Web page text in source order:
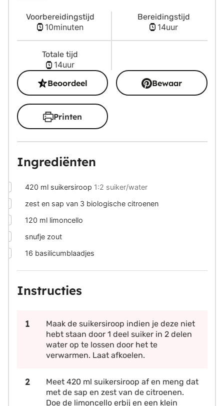
Voorbereidingstijd
10minuten
minuten
Bereidingstijd
14uur
uur
Totale tijd
14uur
uur
Beoordeel
Bewaar
Printen
Ingrediënten
420 ml suikersiroop 1:2 suiker/water
zest en sap van 3 biologische citroenen
120 ml limoncello
snufje zout
16 basilicumblaadjes
Instructies
Maak de suikersiroop indien je deze niet
hebt staan door 1 deel suiker in 2 delen
water op te lossen door het te
verwarmen. Laat afkoelen.
Meet 420 ml suikersiroop af en meng dat
met de sap en zest van de citroenen.
Doe de limoncello erbij en een klein